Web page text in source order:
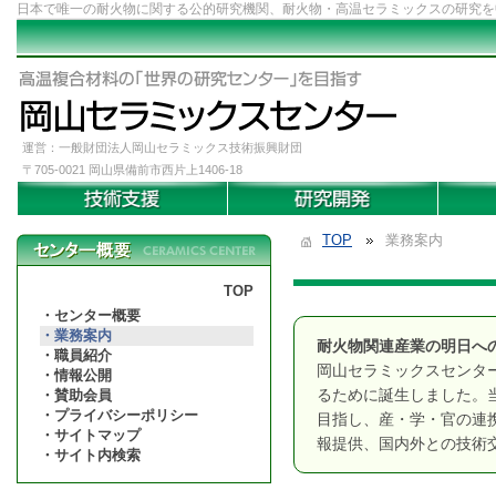
日本で唯一の耐火物に関する公的研究機関、耐火物・高温セラミックスの研
運営：一般財団法人岡山セラミックス技術振興財団
〒705-0021 岡山県備前市西片上1406-18
TOP
センター概要
業務案内
職員紹介
情報公開
賛助会員
プライバシーポリシー
サイトマップ
サイト内検索
TOP 業務案内
耐火物関連産業の明日へ
岡山セラミックスセンタ
るために誕生しました。
目指し、産・学・官の連
報提供、国内外との技術